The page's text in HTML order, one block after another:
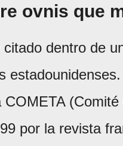
ovnis que
dentro de
por la revista